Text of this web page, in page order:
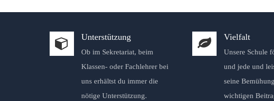
Unterstützung
Ob im Sekretariat, beim
Klassen- oder Fachlehrer bei
uns erhältst du immer die
nötige Unterstützung.
Vielfalt
Unsere Schule
und jede und
seine
wichtigen